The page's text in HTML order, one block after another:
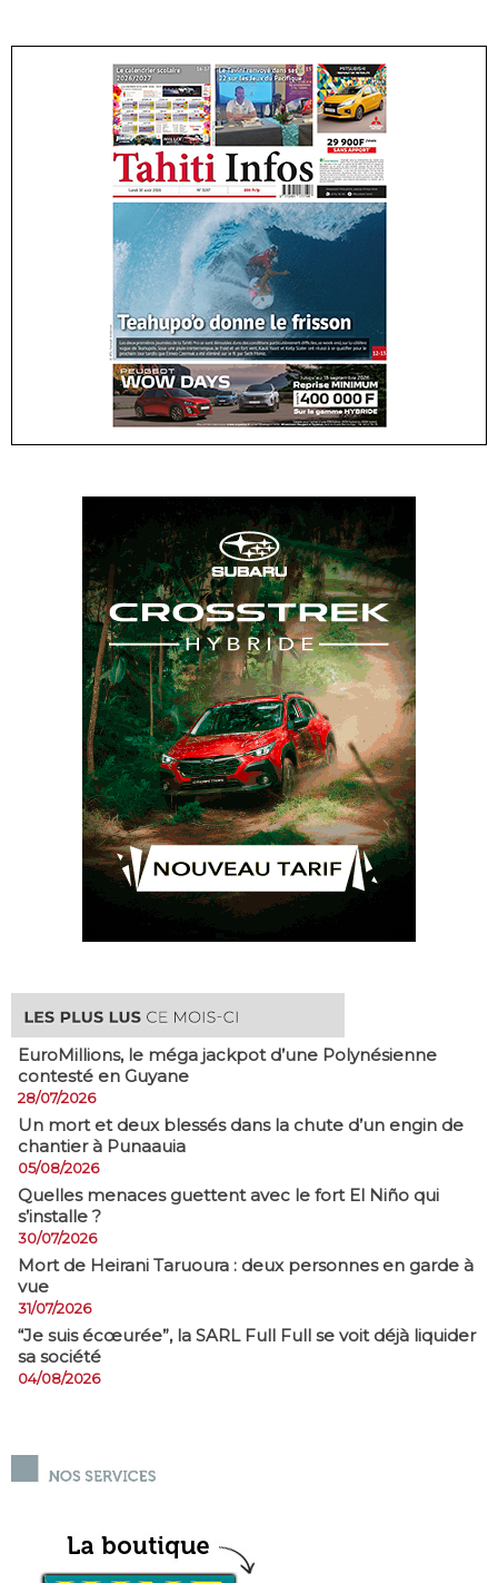
EuroMillions, ​le méga jackpot d’une Polynésienne
contesté en Guyane
28/07/2026
​Un mort et deux blessés dans la chute d’un engin de
chantier à Punaauia
05/08/2026
Quelles menaces guettent avec le fort El Niño qui
s’installe ?
30/07/2026
Mort de Heirani Taruoura : deux personnes en garde à
vue
31/07/2026
​“Je suis écœurée”, la SARL Full Full se voit déjà liquider
sa société
04/08/2026